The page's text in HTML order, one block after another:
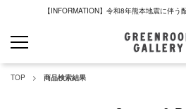
【INFORMATION】令和8年熊本地震に伴
TOP 商品検索結果